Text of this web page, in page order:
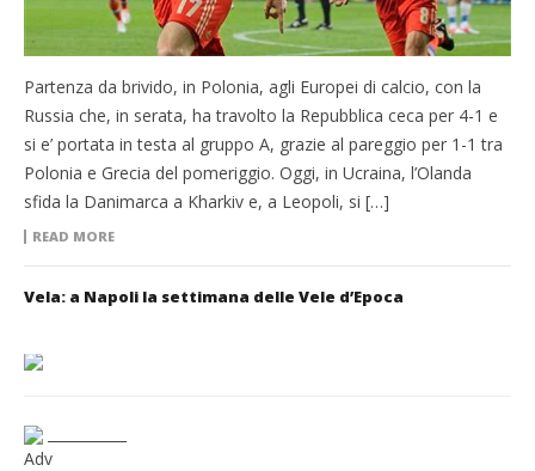
Partenza da brivido, in Polonia, agli Europei di calcio, con la
Russia che, in serata, ha travolto la Repubblica ceca per 4-1 e
si e’ portata in testa al gruppo A, grazie al pareggio per 1-1 tra
Polonia e Grecia del pomeriggio. Oggi, in Ucraina, l’Olanda
sfida la Danimarca a Kharkiv e, a Leopoli, si […]
READ MORE
Vela: a Napoli la settimana delle Vele d’Epoca
Adv